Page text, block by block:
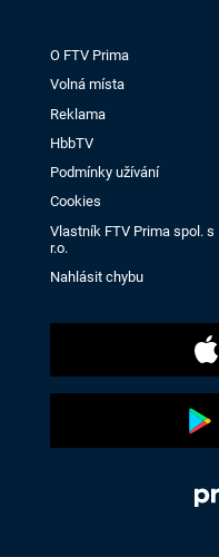
O FTV Prima
Volná místa
Reklama
HbbTV
Podmínky užívání
Cookies
Vlastník FTV Prima spol. s
r.o.
Nahlásit chybu